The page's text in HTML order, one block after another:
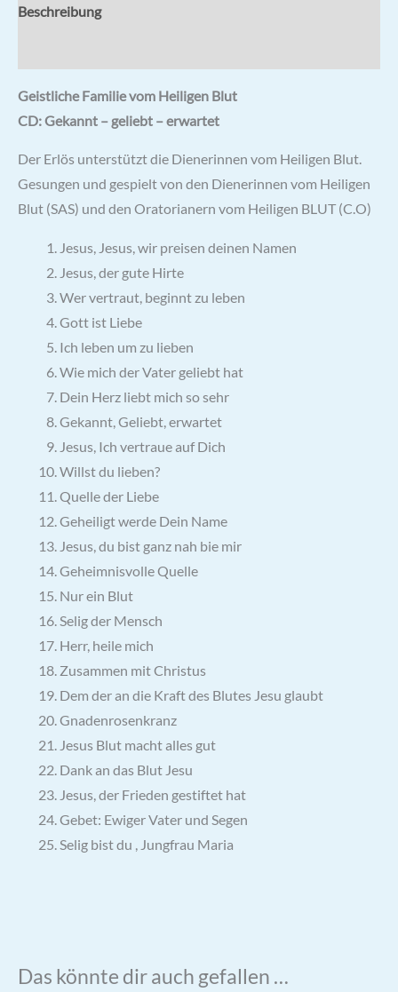
Beschreibung
Geistliche Familie vom Heiligen Blut
CD: Gekannt – geliebt – erwartet
Der Erlös unterstützt die Dienerinnen vom Heiligen Blut.
Gesungen und gespielt von den Dienerinnen vom Heiligen
Blut (SAS) und den Oratorianern vom Heiligen BLUT (C.O)
Jesus, Jesus, wir preisen deinen Namen
Jesus, der gute Hirte
Wer vertraut, beginnt zu leben
Gott ist Liebe
Ich leben um zu lieben
Wie mich der Vater geliebt hat
Dein Herz liebt mich so sehr
Gekannt, Geliebt, erwartet
Jesus, Ich vertraue auf Dich
Willst du lieben?
Quelle der Liebe
Geheiligt werde Dein Name
Jesus, du bist ganz nah bie mir
Geheimnisvolle Quelle
Nur ein Blut
Selig der Mensch
Herr, heile mich
Zusammen mit Christus
Dem der an die Kraft des Blutes Jesu glaubt
Gnadenrosenkranz
Jesus Blut macht alles gut
Dank an das Blut Jesu
Jesus, der Frieden gestiftet hat
Gebet: Ewiger Vater und Segen
Selig bist du , Jungfrau Maria
Das könnte dir auch gefallen …